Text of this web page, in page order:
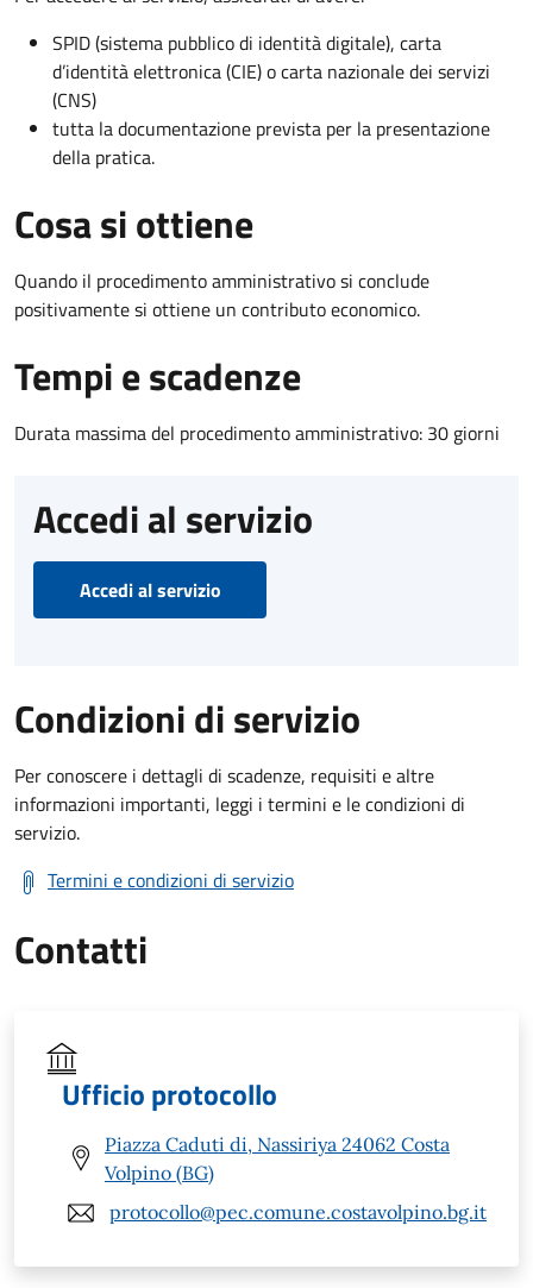
SPID (sistema pubblico di identità digitale), carta
d’identità elettronica (CIE) o carta nazionale dei servizi
(CNS)
tutta la documentazione prevista per la presentazione
della pratica.
Cosa si ottiene
Quando il procedimento amministrativo si conclude
positivamente si ottiene un contributo economico.
Tempi e scadenze
Durata massima del procedimento amministrativo: 30 giorni
Accedi al servizio
Accedi al servizio
Condizioni di servizio
Per conoscere i dettagli di scadenze, requisiti e altre
informazioni importanti, leggi i termini e le condizioni di
servizio.
Termini e condizioni di servizio
Contatti
Ufficio protocollo
Piazza Caduti di, Nassiriya 24062 Costa
Volpino (BG)
protocollo@pec.comune.costavolpino.bg.it